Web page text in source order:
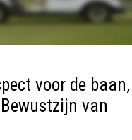
voor de baan,
van